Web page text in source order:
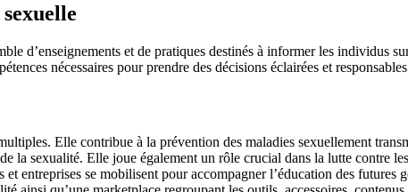
d’enseignements et de pratiques destinés à informer les
nécessaires pour prendre des décisions éclairées et
Elle contribue à la prévention des maladies sexuellement
la sexualité. Elle joue également un rôle crucial dans la lutte contre
et entreprises se mobilisent pour accompagner l’éducation des futures